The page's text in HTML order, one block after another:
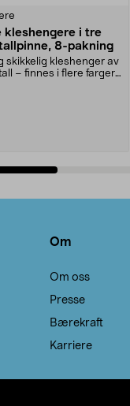
kleshengere i tre
8-pakning
skikkelig kleshenger av
– finnes i flere farger.
Om
Om oss
Presse
Bærekraft
Karriere